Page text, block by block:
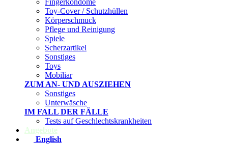
Fingerkondome
Toy-Cover / Schutzhüllen
Körperschmuck
Pflege und Reinigung
Spiele
Scherzartikel
Sonstiges
Toys
Mobiliar
ZUM AN- UND AUSZIEHEN
Sonstiges
Unterwäsche
IM FALL DER FÄLLE
Tests auf Geschlechtskrankheiten
Angebote
English